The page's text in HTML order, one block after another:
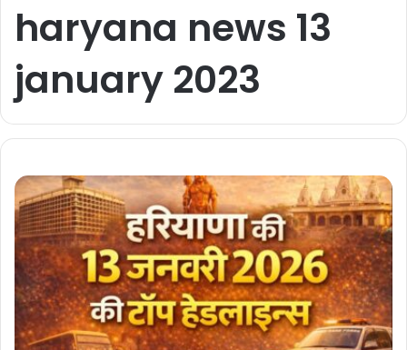
haryana news 13
january 2023